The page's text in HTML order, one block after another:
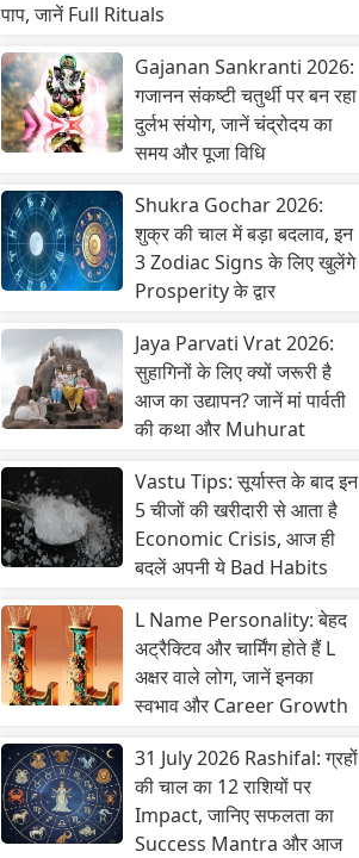
पाप, जानें Full Rituals
Gajanan Sankranti 2026:
गजानन संकष्टी चतुर्थी पर बन रहा
दुर्लभ संयोग, जानें चंद्रोदय का
समय और पूजा विधि
Shukra Gochar 2026:
शुक्र की चाल में बड़ा बदलाव, इन
3 Zodiac Signs के लिए खुलेंगे
Prosperity के द्वार
Jaya Parvati Vrat 2026:
सुहागिनों के लिए क्यों जरूरी है
आज का उद्यापन? जानें मां पार्वती
की कथा और Muhurat
Vastu Tips: सूर्यास्त के बाद इन
5 चीजों की खरीदारी से आता है
Economic Crisis, आज ही
बदलें अपनी ये Bad Habits
L Name Personality: बेहद
अट्रैक्टिव और चार्मिंग होते हैं L
अक्षर वाले लोग, जानें इनका
स्वभाव और Career Growth
31 July 2026 Rashifal: ग्रहों
की चाल का 12 राशियों पर
Impact, जानिए सफलता का
Success Mantra और आज